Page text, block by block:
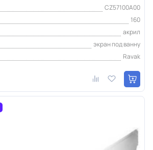
CZ57100A00
160
акрил
экран под ванну
Ravak